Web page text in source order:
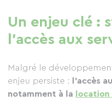
Un enjeu clé :
l’accès aux
Malgré le
enjeu persiste :
l’accès
notamment à la
location